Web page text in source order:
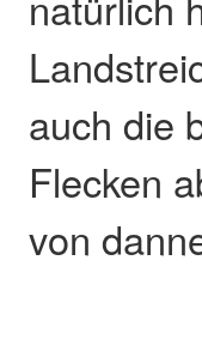
auch die
Flecken
von